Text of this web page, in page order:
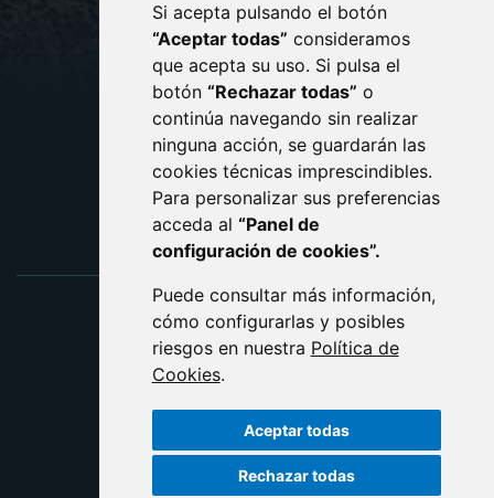
Si acepta pulsando el botón
“Aceptar todas” consideramos
que acepta su uso. Si pulsa el
botón “Rechazar todas” o
continúa navegando sin realizar
ninguna acción, se guardarán las
cookies técnicas imprescindibles.
Para personalizar sus preferencias
acceda al “Panel de
configuración de cookies”.
Puede consultar más información,
cómo configurarlas y posibles
riesgos en nuestra Política de
Cookies.
Aceptar todas
Rechazar todas
CONTACTO
AVISO LEGAL
PROTECCIÓN DE DATOS
POLÍTICA DE COOKIES
ACCESIBILIDAD
ENLACE EXTERNO AL